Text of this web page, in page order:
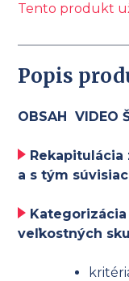
Tento produkt
Popis
OBSAH VIDEO
a s tým
veľkostných